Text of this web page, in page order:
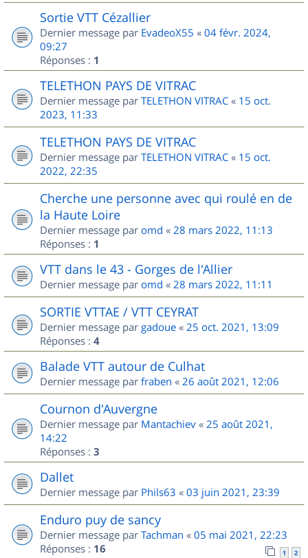
Sortie VTT Cézallier
Dernier message par EvadeoX55 « 04 févr. 2024,
09:27
Réponses : 1
TELETHON PAYS DE VITRAC
Dernier message par TELETHON VITRAC « 15 oct.
2023, 11:33
TELETHON PAYS DE VITRAC
Dernier message par TELETHON VITRAC « 15 oct.
2022, 22:35
Cherche une personne avec qui roulé en de
la Haute Loire
Dernier message par omd « 28 mars 2022, 11:13
Réponses : 1
VTT dans le 43 - Gorges de l'Allier
Dernier message par omd « 28 mars 2022, 11:11
SORTIE VTTAE / VTT CEYRAT
Dernier message par gadoue « 25 oct. 2021, 13:09
Réponses : 4
Balade VTT autour de Culhat
Dernier message par fraben « 26 août 2021, 12:06
Cournon d'Auvergne
Dernier message par Mantachiev « 25 août 2021,
14:22
Réponses : 3
Dallet
Dernier message par Phils63 « 03 juin 2021, 23:39
Enduro puy de sancy
Dernier message par Tachman « 05 mai 2021, 22:23
Réponses : 16 1 2